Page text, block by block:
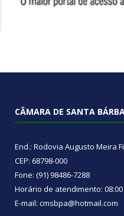
CÂMARA DE SANTA
End.: Rodovia Augusto Meira
CEP: 68798-000
Fone: (91) 98486-7288
Horário de atendimento:
E-mail: cmsbpa@hotmail.com